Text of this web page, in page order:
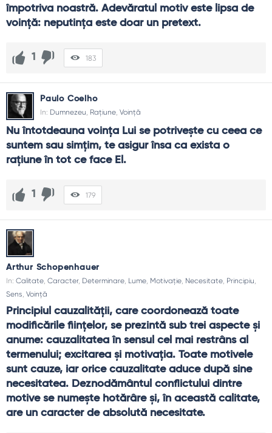
FAQ și reflecții finale
De ce „nu am voință”?
Probabil te bazezi doar pe impuls. Proiectează mediul și fă
pașii mici inevitabili.
Cum revin după eșec?
Fără dramă: reiei azi, micșorezi sarcina, păstrezi ritmul.
Are sens „disciplină fără motivație”?
Da. Motivația vine adesea după ce începi, nu înainte.
Cât să mă forțez?
trauma.
Da. Oamenii din jur îți setează standardele implicite.
împotriva noastră. Adevăratul motiv este lipsa de
voinţă: neputinţa este doar un pretext.
1 183
Paulo Coelho
In: Dumnezeu, Rațiune, Voință
Nu întotdeauna voința Lui se potrivește cu ceea ce
suntem sau simțim, te asigur însa ca exista o
rațiune în tot ce face El.
1 179
Arthur Schopenhauer
In: Calitate, Caracter, Determinare, Lume, Motivație, Necesitate, Principiu,
Sens, Voință
Principiul cauzalităţii, care coordonează toate
modificările fiinţelor, se prezintă sub trei aspecte şi
anume: cauzalitatea în sensul cel mai restrâns al
termenului; excitarea şi motivaţia. Toate motivele
sunt cauze, iar orice cauzalitate aduce după sine
necesitatea. Deznodământul conflictului dintre
motive se numeşte hotărâre şi, în această calitate,
are un caracter de absolută necesitate.